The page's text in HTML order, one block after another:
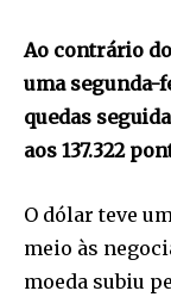
Ao contrário
uma segunda-
quedas
aos 137.322
O dólar teve
meio às
moeda subiu